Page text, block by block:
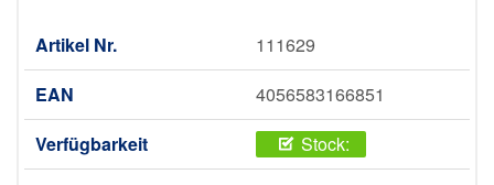
Artikel Nr.
111629
EAN
4056583166851
Verfügbarkeit
Stock: